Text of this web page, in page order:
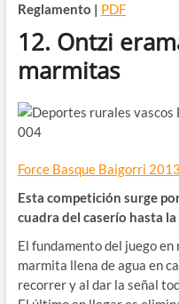
Reglamento | PDF
12. Ontzi
marmitas
Force Basque Baigorri
Esta competición surge
cuadra del caserío hasta
El fundamento del juego
marmita llena de agua en
recorrer y al dar la señal